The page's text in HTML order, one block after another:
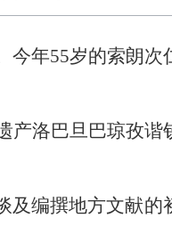
年55岁的索朗
产洛巴旦巴琼孜
及编撰地方文献